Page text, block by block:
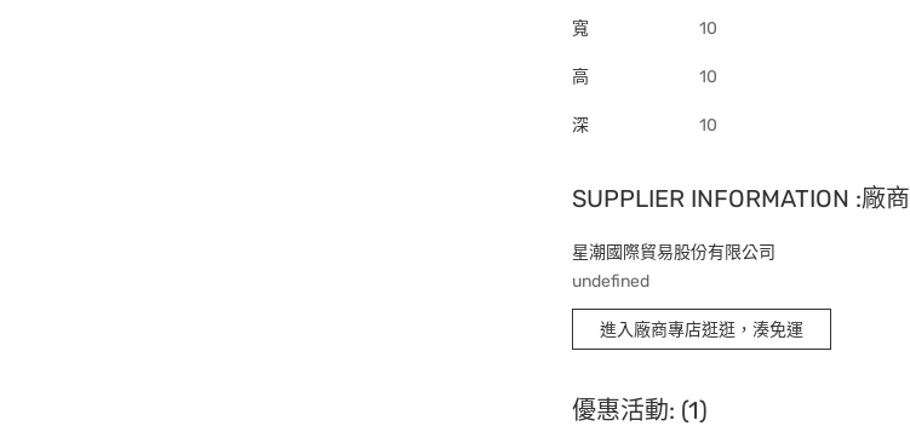
寬 10
高 10
深 10
SUPPLIER INFORMATION :廠
星潮國際貿易股份有限公司
undefined
進入廠商專店逛逛，湊免運
優惠活動: (1)